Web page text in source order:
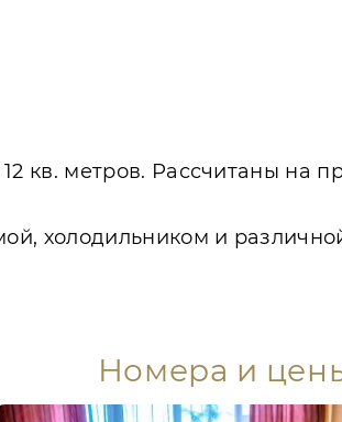
кв. метров. Рассчитаны на
холодильником и
Номера и